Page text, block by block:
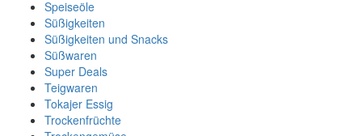
Speiseöle
Süßigkeiten
Süßigkeiten und Snacks
Süßwaren
Super Deals
Teigwaren
Tokajer Essig
Trockenfrüchte